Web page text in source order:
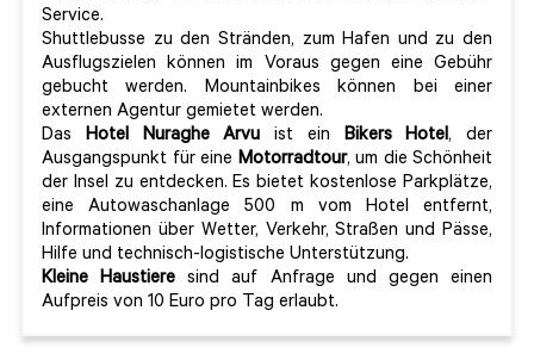
Service.
Shuttlebusse zu den Stränden, zum Hafen und zu den
Ausflugszielen können im Voraus gegen eine Gebühr
gebucht werden. Mountainbikes können bei einer
externen Agentur gemietet werden.
Das Hotel Nuraghe Arvu ist ein Bikers Hotel, der
Ausgangspunkt für eine Motorradtour, um die Schönheit
der Insel zu entdecken. Es bietet kostenlose Parkplätze,
eine Autowaschanlage 500 m vom Hotel entfernt,
Informationen über Wetter, Verkehr, Straßen und Pässe,
Hilfe und technisch-logistische Unterstützung.
Kleine Haustiere sind auf Anfrage und gegen einen
Aufpreis von 10 Euro pro Tag erlaubt.